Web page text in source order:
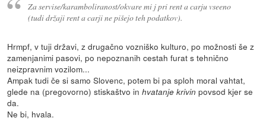
Za servise/karamboliranost/okvare mi j pri rent a carju vseeno
(tudi držaji rent a carji ne pišejo teh podatkov).
Hrmpf, v tuji državi, z drugačno vozniško kulturo, po možnosti še z
zamenjanimi pasovi, po nepoznanih cestah furat s tehnično
neizpravnim vozilom...
Ampak tudi če si samo Slovenc, potem bi pa sploh moral vahtat,
glede na (pregovorno) stiskaštvo inhvatanje krivin povsod kjer se
da.
Ne bi, hvala.